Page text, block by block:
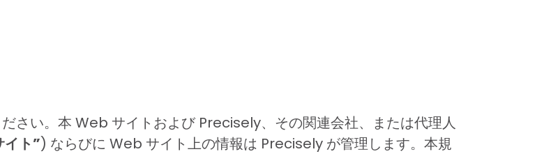
さい。本 Web サイトおよび Precisely、その関連会社、または代理人
ト”) ならびに Web サイト上の情報は Precisely が管理します。本規